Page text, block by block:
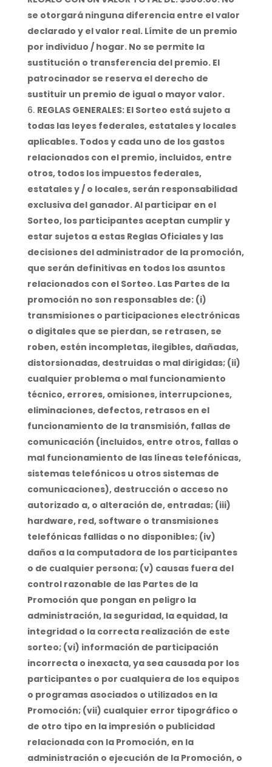
se otorgará ninguna diferencia entre el valor
declarado y el valor real. Límite de un premio
por individuo / hogar. No se permite la
sustitución o transferencia del premio. El
patrocinador se reserva el derecho de
sustituir un premio de igual o mayor valor.
REGLAS GENERALES: El Sorteo está sujeto a
todas las leyes federales, estatales y locales
aplicables. Todos y cada uno de los gastos
relacionados con el premio, incluidos, entre
otros, todos los impuestos federales,
estatales y / o locales, serán responsabilidad
exclusiva del ganador. Al participar en el
Sorteo, los participantes aceptan cumplir y
estar sujetos a estas Reglas Oficiales y las
decisiones del administrador de la promoción,
que serán definitivas en todos los asuntos
relacionados con el Sorteo. Las Partes de la
promoción no son responsables de: (i)
transmisiones o participaciones electrónicas
o digitales que se pierdan, se retrasen, se
roben, estén incompletas, ilegibles, dañadas,
distorsionadas, destruidas o mal dirigidas; (ii)
cualquier problema o mal funcionamiento
técnico, errores, omisiones, interrupciones,
eliminaciones, defectos, retrasos en el
funcionamiento de la transmisión, fallas de
comunicación (incluidos, entre otros, fallas o
mal funcionamiento de las líneas telefónicas,
sistemas telefónicos u otros sistemas de
comunicaciones), destrucción o acceso no
autorizado a, o alteración de, entradas; (iii)
hardware, red, software o transmisiones
telefónicas fallidas o no disponibles; (iv)
daños a la computadora de los participantes
o de cualquier persona; (v) causas fuera del
control razonable de las Partes de la
Promoción que pongan en peligro la
administración, la seguridad, la equidad, la
integridad o la correcta realización de este
sorteo; (vi) información de participación
incorrecta o inexacta, ya sea causada por los
participantes o por cualquiera de los equipos
o programas asociados o utilizados en la
Promoción; (vii) cualquier error tipográfico o
de otro tipo en la impresión o publicidad
relacionada con la Promoción, en la
administración o ejecución de la Promoción, o